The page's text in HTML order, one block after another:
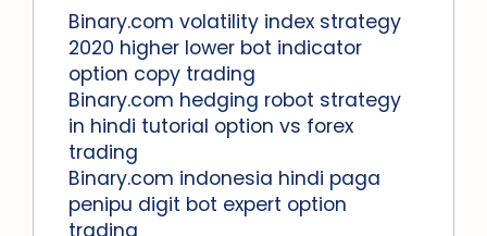
Binary.com volatility index strategy
2020 higher lower bot indicator
option copy trading
Binary.com hedging robot strategy
in hindi tutorial option vs forex
trading
Binary.com indonesia hindi paga
penipu digit bot expert option